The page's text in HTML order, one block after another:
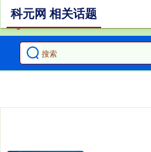
科元网 相关话题